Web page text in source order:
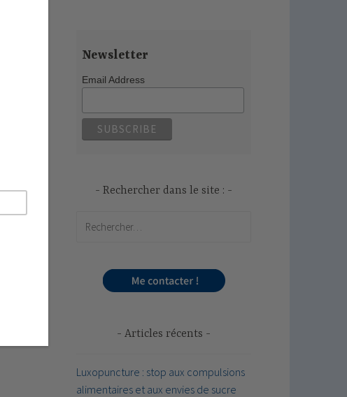
Newsletter
Email Address
Rechercher dans le site :
Articles récents
Luxopuncture : stop aux compulsions
alimentaires et aux envies de sucre